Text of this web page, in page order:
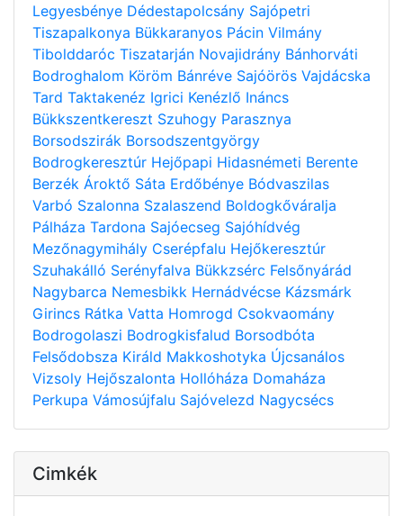
Legyesbénye Dédestapolcsány Sajópetri
Tiszapalkonya Bükkaranyos Pácin Vilmány
Tibolddaróc Tiszatarján Novajidrány Bánhorváti
Bodroghalom Köröm Bánréve Sajóörös Vajdácska
Tard Taktakenéz Igrici Kenézlő Ináncs
Bükkszentkereszt Szuhogy Parasznya
Borsodszirák Borsodszentgyörgy
Bodrogkeresztúr Hejőpapi Hidasnémeti Berente
Berzék Ároktő Sáta Erdőbénye Bódvaszilas
Varbó Szalonna Szalaszend Boldogkőváralja
Pálháza Tardona Sajóecseg Sajóhídvég
Mezőnagymihály Cserépfalu Hejőkeresztúr
Szuhakálló Serényfalva Bükkzsérc Felsőnyárád
Nagybarca Nemesbikk Hernádvécse Kázsmárk
Girincs Rátka Vatta Homrogd Csokvaomány
Bodrogolaszi Bodrogkisfalud Borsodbóta
Felsődobsza Királd Makkoshotyka Újcsanálos
Vizsoly Hejőszalonta Hollóháza Domaháza
Perkupa Vámosújfalu Sajóvelezd Nagycsécs
Cimkék